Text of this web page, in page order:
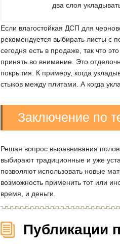
два слоя
Если влагостойкая ДСП для
рекомендуется выбирать листы с
сегодня есть в продаже, так что
принять во внимание. Это
покрытия. К примеру, когда
стыков между плитами. А когда
Заключение по
Решая вопрос выравнивания
выбирают традиционные и уже
позволяют использовать новые
возможность применить тот или
время, и деньги.
Публикации